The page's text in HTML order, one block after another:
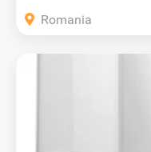
Romania